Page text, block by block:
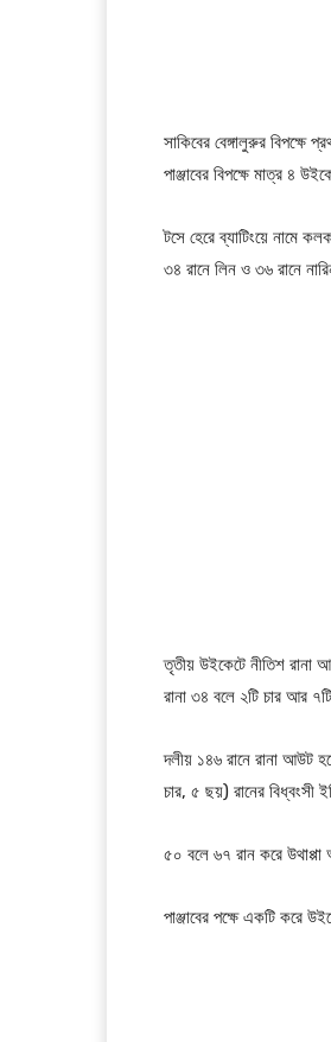
সাকিবের বেঙ্গালুরুর বিপক্ষে
পাঞ্জাবের বিপক্ষে মাত্র ৪
টসে হেরে ব্যাটিংয়ে নামে
৩৪ রানে লিন ও ৩৬ রানে
তৃতীয় উইকেটে নীতিশ রানা
রানা ৩৪ বলে ২টি চার আর
দলীয় ১৪৬ রানে রানা আউট
চার, ৫ ছয়) রানের বিধ্বংসী
৫০ বলে ৬৭ রান করে
পাঞ্জাবের পক্ষে একটি করে